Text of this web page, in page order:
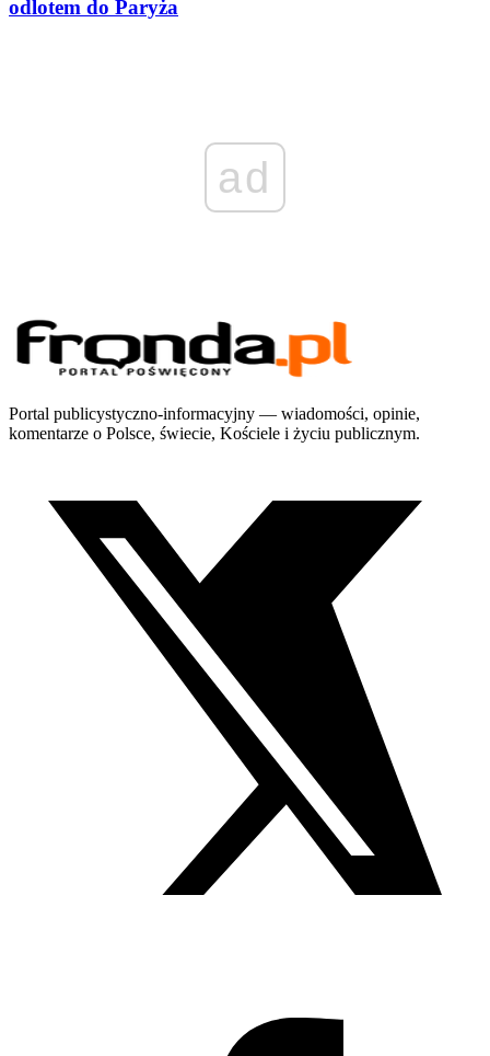
odlotem do Paryża
ad
Portal publicystyczno-informacyjny — wiadomości, opinie,
komentarze o Polsce, świecie, Kościele i życiu publicznym.